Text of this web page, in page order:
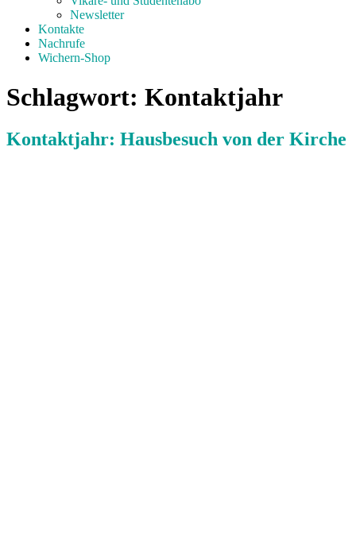
Newsletter
Kontakte
Nachrufe
Wichern-Shop
Schlagwort: Kontaktjahr
Kontaktjahr: Hausbesuch von der Kirche